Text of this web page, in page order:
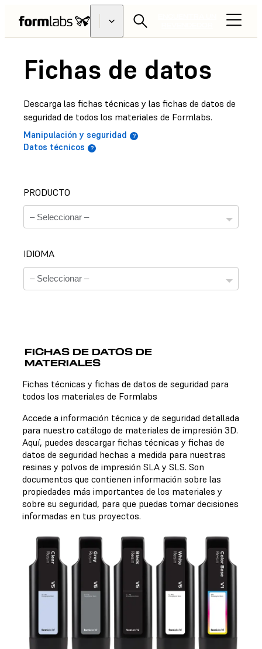
Fichas de datos
Descarga las fichas técnicas y las fichas de datos de
seguridad de todos los materiales de Formlabs.
Manipulación y seguridad
Datos técnicos
PRODUCTO
IDIOMA
No hay una ficha técnica disponible para el material
Fichas de datos de seguridad
No hay una ficha de datos de seguridad disponible para
el material elegido.
FICHAS DE DATOS DE
MATERIALES
Fichas técnicas y fichas de datos de seguridad para
todos los materiales de Formlabs
Accede a información técnica y de seguridad detallada
para nuestro catálogo de materiales de impresión 3D.
Aquí, puedes descargar fichas técnicas y fichas de
datos de seguridad hechas a medida para nuestras
resinas y polvos de impresión SLA y SLS. Son
documentos que contienen información sobre las
propiedades más importantes de los materiales y
sobre su seguridad, para que puedas tomar decisiones
informadas en tus proyectos.